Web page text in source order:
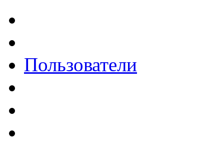
Пользователи